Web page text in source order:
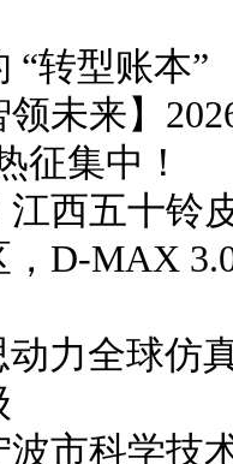
“转型账本”
领未来】
征集中！
西五十铃
D-MAX
力全球仿
市科学技